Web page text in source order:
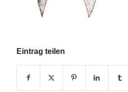
Eintrag teilen